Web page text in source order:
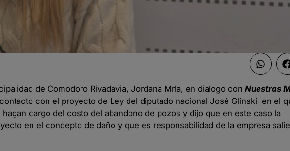
de Comodoro Rivadavia, Jordana Mrla, en dialogo con Nuestras
con el proyecto de Ley del diputado nacional José Glinski, en el
cargo del costo del abandono de pozos y dijo que en este caso la
en el concepto de daño y que es responsabilidad de la empresa